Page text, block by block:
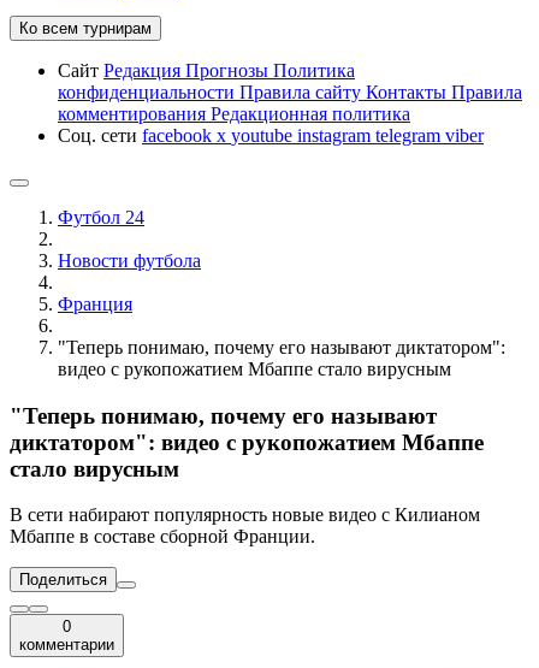
Ко всем турнирам
Сайт Редакция Прогнозы Политика
конфиденциальности Правила сайту Контакты Правила
комментирования Редакционная политика
Соц. сети facebook x youtube instagram telegram viber
Футбол 24
Новости футбола
Франция
"Теперь понимаю, почему его называют диктатором":
видео с рукопожатием Мбаппе стало вирусным
"Теперь понимаю, почему его называют
диктатором": видео с рукопожатием Мбаппе
стало вирусным
В сети набирают популярность новые видео с Килианом
Мбаппе в составе сборной Франции.
Поделиться
0
комментарии